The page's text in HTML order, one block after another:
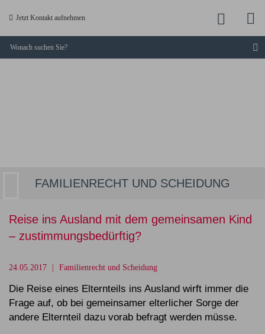
Jetzt Kontakt aufnehmen
Jetzt
FAMILIENRECHT UND SCHEIDUNG
Reise ins Ausland mit dem gemeinsamen Kind
– zustimmungsbedürftig?
24.05.2017 Familienrecht und Scheidung
Die Reise eines Elternteils ins Ausland wirft immer die
Frage auf, ob bei gemeinsamer elterlicher Sorge der
andere Elternteil dazu vorab befragt werden müsse.